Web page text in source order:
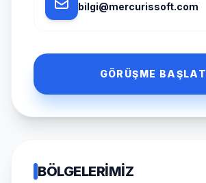
bilgi@mercurissoft.com
GÖRÜŞME BAŞLAT
BÖLGELERIMIZ